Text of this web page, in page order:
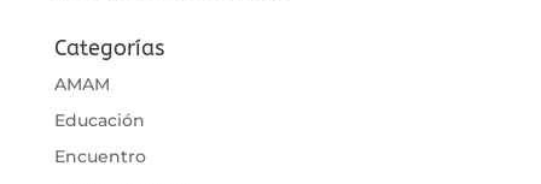
Categorías
AMAM
Educación
Encuentro